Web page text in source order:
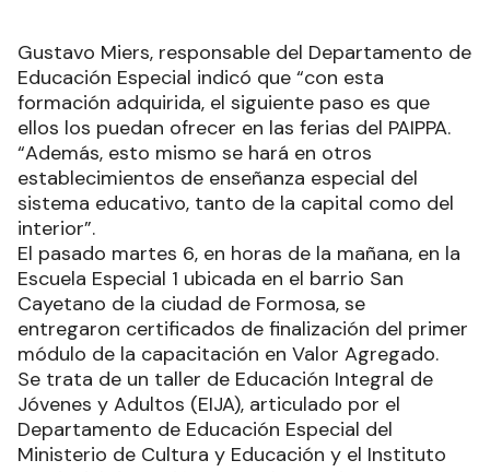
Gustavo Miers, responsable del Departamento de
Educación Especial indicó que “con esta
formación adquirida, el siguiente paso es que
ellos los puedan ofrecer en las ferias del PAIPPA.
“Además, esto mismo se hará en otros
establecimientos de enseñanza especial del
sistema educativo, tanto de la capital como del
interior”.
El pasado martes 6, en horas de la mañana, en la
Escuela Especial 1 ubicada en el barrio San
Cayetano de la ciudad de Formosa, se
entregaron certificados de finalización del primer
módulo de la capacitación en Valor Agregado.
Se trata de un taller de Educación Integral de
Jóvenes y Adultos (EIJA), articulado por el
Departamento de Educación Especial del
Ministerio de Cultura y Educación y el Instituto